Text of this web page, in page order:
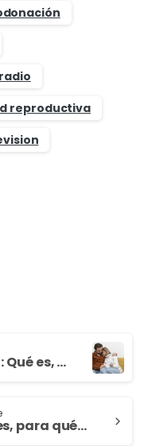
radio
reproductiva
Embarazo bioquímico: Qué es, cuándo ocurre y cómo afrontarlo
Tamsulosina: qué es, para qué sirve y posibles efectos secundarios